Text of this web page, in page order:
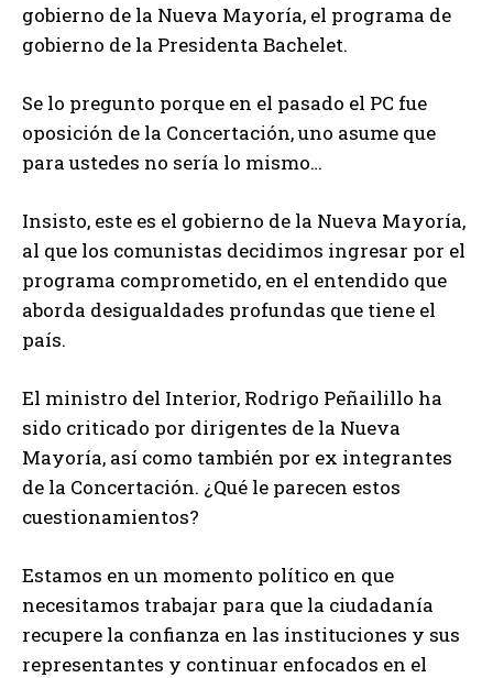
gobierno de la Nueva Mayoría, el programa de
gobierno de la Presidenta Bachelet.
Se lo pregunto porque en el pasado el PC fue
oposición de la Concertación, uno asume que
para ustedes no sería lo mismo…
Insisto, este es el gobierno de la Nueva Mayoría,
al que los comunistas decidimos ingresar por el
programa comprometido, en el entendido que
aborda desigualdades profundas que tiene el
país.
El ministro del Interior, Rodrigo Peñailillo ha
sido criticado por dirigentes de la Nueva
Mayoría, así como también por ex integrantes
de la Concertación. ¿Qué le parecen estos
cuestionamientos?
Estamos en un momento político en que
necesitamos trabajar para que la ciudadanía
recupere la confianza en las instituciones y sus
representantes y continuar enfocados en el